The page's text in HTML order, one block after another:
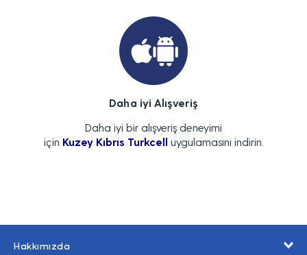
Daha iyi Alışveriş
Daha iyi bir alışveriş deneyimi
için Kuzey Kıbrıs Turkcell uygulamasını indirin.
Hakkımızda